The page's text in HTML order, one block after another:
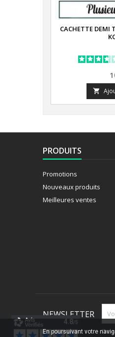
CACHETTE DEMI

PRODUITS
Promotions
Nouveaux produits
Meilleures ventes
NEWSLETTER
En poursuivant votre